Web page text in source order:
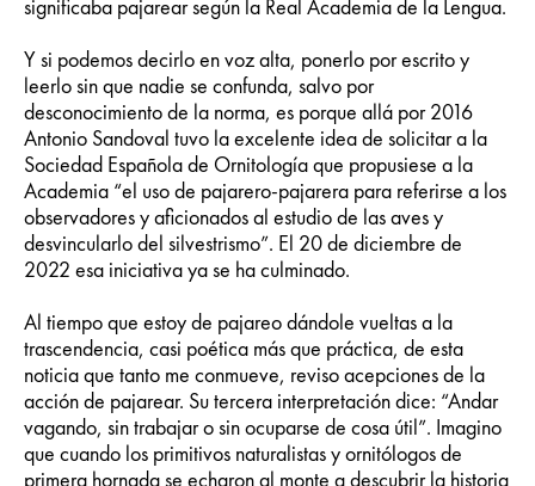
significaba pajarear según la Real Academia de la Lengua.
Y si podemos decirlo en voz alta, ponerlo por escrito y
leerlo sin que nadie se confunda, salvo por
desconocimiento de la norma, es porque allá por 2016
Antonio Sandoval tuvo la excelente idea de solicitar a la
Sociedad Española de Ornitología que propusiese a la
Academia “el uso de pajarero-pajarera para referirse a los
observadores y aficionados al estudio de las aves y
desvincularlo del silvestrismo”. El 20 de diciembre de
2022 esa iniciativa ya se ha culminado.
Al tiempo que estoy de pajareo dándole vueltas a la
trascendencia, casi poética más que práctica, de esta
noticia que tanto me conmueve, reviso acepciones de la
acción de pajarear. Su tercera interpretación dice: “Andar
vagando, sin trabajar o sin ocuparse de cosa útil”. Imagino
que cuando los primitivos naturalistas y ornitólogos de
primera hornada se echaron al monte a descubrir la historia